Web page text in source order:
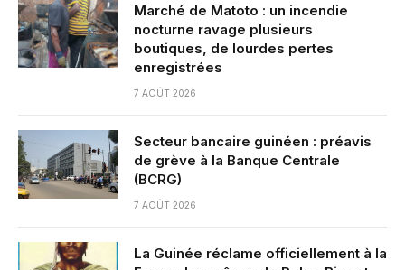
Marché de Matoto : un incendie
nocturne ravage plusieurs
boutiques, de lourdes pertes
enregistrées
7 AOÛT 2026
Secteur bancaire guinéen : préavis
de grève à la Banque Centrale
(BCRG)
7 AOÛT 2026
La Guinée réclame officiellement à la